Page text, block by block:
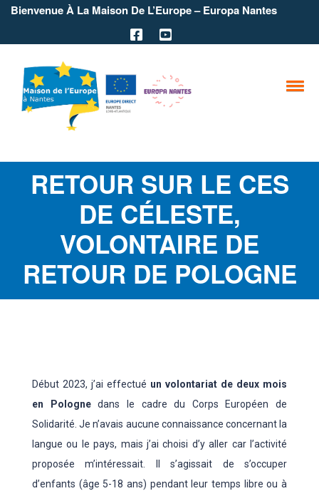
Bienvenue À La Maison De L’Europe – Europa Nantes
RETOUR SUR LE CES
DE CÉLESTE,
VOLONTAIRE DE
RETOUR DE POLOGNE
Début 2023, j’ai effectué un volontariat de deux mois
en Polognedans le cadre du Corps Européen de
Solidarité. Je n’avais aucune connaissance concernant la
langue ou le pays, mais j’ai choisi d’y aller car l’activité
proposée m’intéressait. Il s’agissait de s’occuper
d’enfants (âge 5-18 ans) pendant leur temps libre ou à